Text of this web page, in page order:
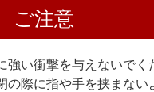
ご注意
い衝撃を与えないでく
際に指や手を挟まない